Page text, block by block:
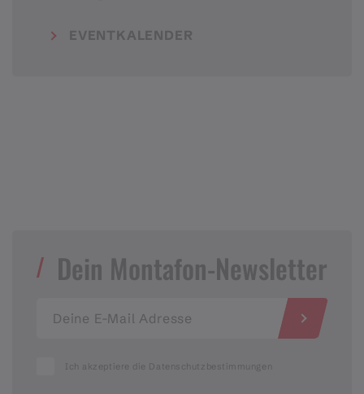
EVENTKALENDER
Dein Montafon-Newsletter
Ich akzeptiere die Datenschutzbestimmungen